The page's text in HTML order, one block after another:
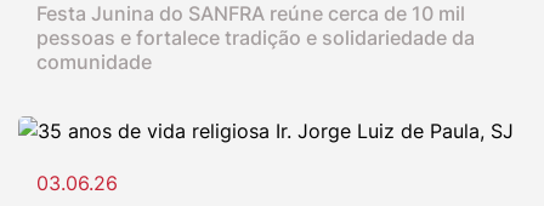
Festa Junina do SANFRA reúne cerca de 10 mil
pessoas e fortalece tradição e solidariedade da
comunidade
03.06.26